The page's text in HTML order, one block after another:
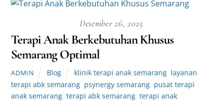
Desember 26, 2025
Terapi Anak Berkebutuhan Khusus
Semarang Optimal
ADMIN Blog klinik terapi anak semarang, layanan
terapi abk semarang psynergy semarang pusat terapi
anak semarang ,terapi abk semarang ,terapi anak